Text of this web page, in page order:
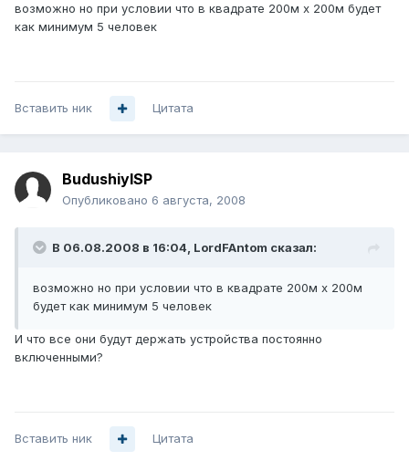
возможно но при условии что в квадрате 200м х 200м будет
как минимум 5 человек
Вставить ник Цитата
BudushiyISP
Опубликовано 6 августа, 2008
В 06.08.2008 в 16:04, LordFAntom сказал:
возможно но при условии что в квадрате 200м х 200м
будет как минимум 5 человек
И что все они будут держать устройства постоянно
включенными?
Вставить ник Цитата